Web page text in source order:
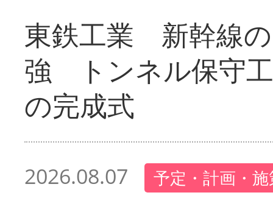
東鉄工業 新幹線
強 トンネル保守
の完成式
2026.08.07 予定・計画・